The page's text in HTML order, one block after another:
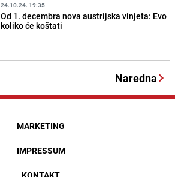
24.10.24. 19:35
Od 1. decembra nova austrijska vinjeta: Evo
koliko će koštati
Naredna
MARKETING
IMPRESSUM